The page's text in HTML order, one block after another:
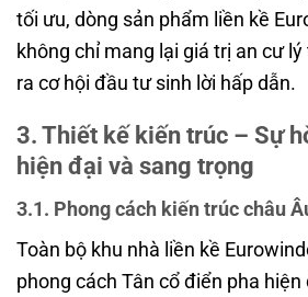
tối ưu, dòng sản phẩm liền kề
không chỉ mang lại giá trị an cư
ra cơ hội đầu tư sinh lời hấp dẫn.
3. Thiết kế kiến trúc – Sự
hiện đại và sang trọng
3.1. Phong cách kiến trúc châu
Toàn bộ khu nhà liền kề
phong cách Tân cổ điển pha